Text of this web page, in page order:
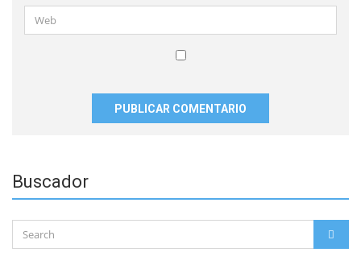
*Web
sitio
web
este
navegador
Buscador
Search
for: